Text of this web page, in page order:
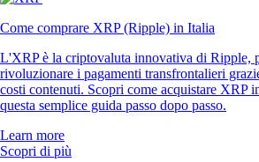
Come comprare XRP (Ripple) in Italia
L'XRP è la criptovaluta innovativa di Ripple,
rivoluzionare i pagamenti transfrontalieri
costi contenuti. Scopri come acquistare XRP
questa semplice guida passo dopo passo.
Learn more
Scopri di più